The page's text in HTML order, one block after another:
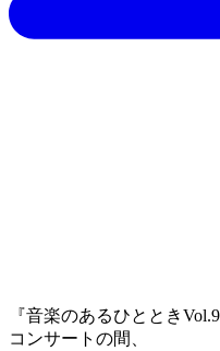
『音楽のあるひととき
コンサートの間、